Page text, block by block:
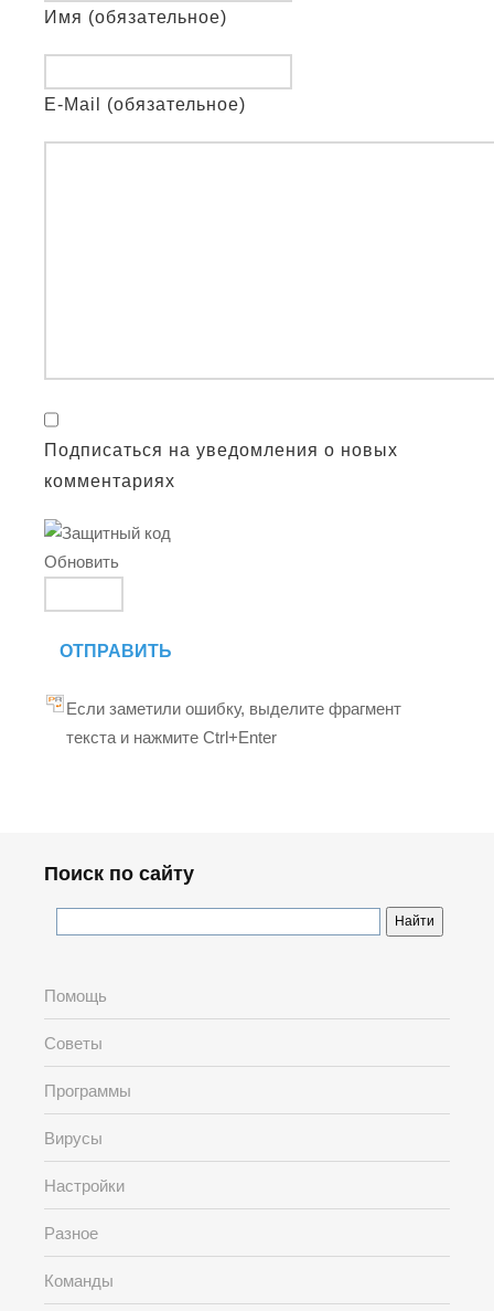
Имя (обязательное)
E-Mail (обязательное)
Подписаться на уведомления о новых
комментариях
Обновить
ОТПРАВИТЬ
Если заметили ошибку, выделите фрагмент
текста и нажмите Ctrl+Enter
Поиск по сайту
Помощь
Советы
Программы
Вирусы
Настройки
Разное
Команды